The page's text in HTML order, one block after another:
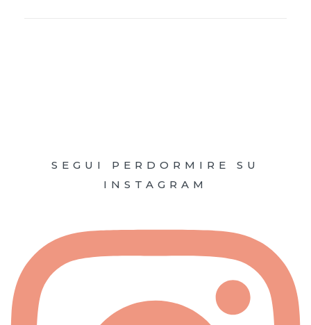
SEGUI PERDORMIRE SU
INSTAGRAM